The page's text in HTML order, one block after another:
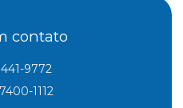
contato
9772
1112